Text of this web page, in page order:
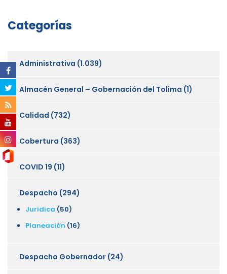
Categorías
Administrativa (1.039)
Almacén General – Gobernación del Tolima (1)
Calidad (732)
Cobertura (363)
COVID 19 (11)
Despacho (294)
Juridica (50)
Planeación (16)
Despacho Gobernador (24)